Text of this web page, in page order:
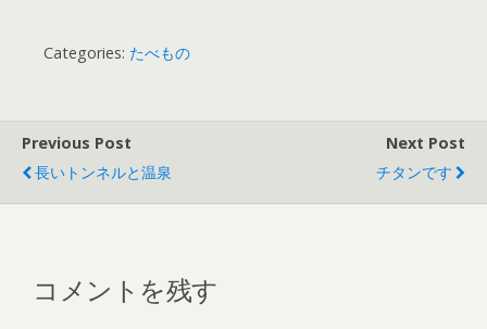
Categories: たべもの
Previous Post
長いトンネルと温泉
Next Post
チタンです
コメントを残す